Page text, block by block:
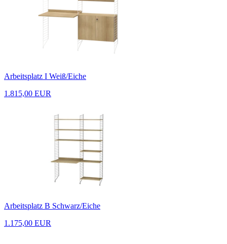
Arbeitsplatz I Weiß/Eiche
1.815,00 EUR
Arbeitsplatz B Schwarz/Eiche
1.175,00 EUR